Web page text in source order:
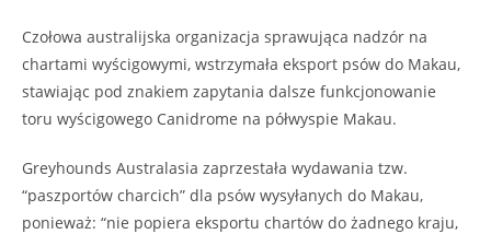
Czołowa australijska organizacja sprawująca nadzór na
chartami wyścigowymi, wstrzymała eksport psów do Makau,
stawiając pod znakiem zapytania dalsze funkcjonowanie
toru wyścigowego Canidrome na półwyspie Makau.
Greyhounds Australasia zaprzestała wydawania tzw.
“paszportów charcich” dla psów wysyłanych do Makau,
ponieważ: “nie popiera eksportu chartów do żadnego kraju,